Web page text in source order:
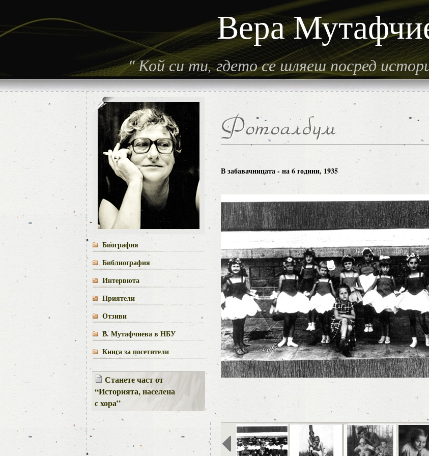
Вера
"Кой си ти, гдето се шляеш посред
Биография
Библиография
Интервюта
Приятели
Отзиви
В. Мутафчиева в НБУ
Книга за посетители
Станете част от
“Историята, населена
с хора”
В забавачницата - на 6 години, 1935